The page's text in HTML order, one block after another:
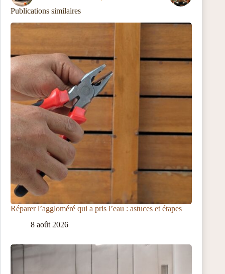
Publications similaires
Réparer l’aggloméré qui a pris l’eau : astuces et étapes
8 août 2026